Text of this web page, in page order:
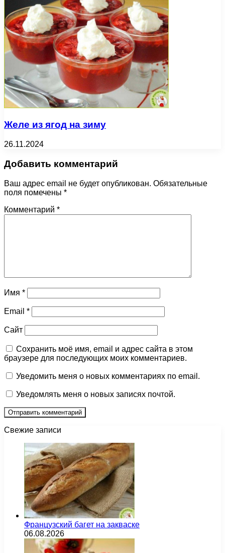
Желе из ягод на зиму
26.11.2024
Добавить комментарий
Ваш адрес email не будет опубликован. Обязательные
поля помечены *
Комментарий *
Имя *
Email *
Сайт
Сохранить моё имя, email и адрес сайта в этом
браузере для последующих моих комментариев.
Уведомить меня о новых комментариях по email.
Уведомлять меня о новых записях почтой.
Свежие записи
Французский багет на закваске
06.08.2026